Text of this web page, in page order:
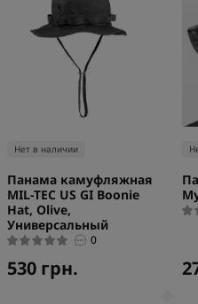
Нет в наличии
Панама камуфляжная
MIL-TEC US GI Boonie
Hat, Olive,
Универсальный
0
530 грн.